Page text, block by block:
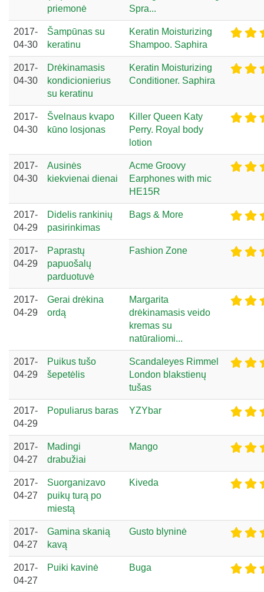
priemonė
Spra...
2017-
04-30
Šampūnas su
keratinu
Keratin Moisturizing
Shampoo. Saphira
2017-
04-30
Drėkinamasis
kondicionierius
su keratinu
Keratin Moisturizing
Conditioner. Saphira
2017-
04-30
Švelnaus kvapo
kūno losjonas
Killer Queen Katy
Perry. Royal body
lotion
2017-
04-30
Ausinės
kiekvienai dienai
Acme Groovy
Earphones with mic
HE15R
2017-
04-29
Didelis rankinių
pasirinkimas
Bags & More
2017-
04-29
Paprastų
papuošalų
parduotuvė
Fashion Zone
2017-
04-29
Gerai drėkina
ordą
Margarita
drėkinamasis veido
kremas su
natūraliomi...
2017-
04-29
Puikus tušo
šepetėlis
Scandaleyes Rimmel
London blakstienų
tušas
2017-
04-29
Populiarus baras YZYbar
2017-
04-27
Madingi
drabužiai
Mango
2017-
04-27
Suorganizavo
puikų turą po
miestą
Kiveda
2017-
04-27
Gamina skanią
kavą
Gusto blyninė
2017-
04-27
Puiki kavinė Buga